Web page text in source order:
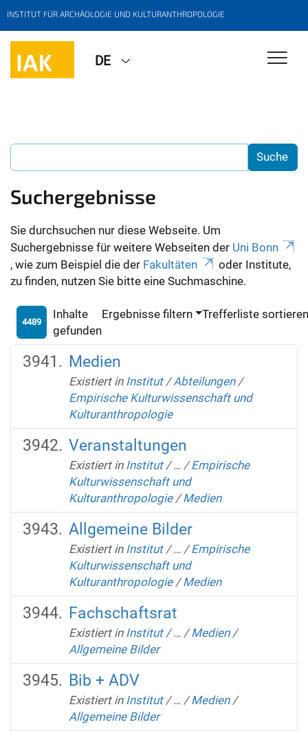
INSTITUT FÜR ARCHÄOLOGIE UND KULTURANTHROPOLOGIE
DE
Suchergebnisse
Sie durchsuchen nur diese Webseite. Um
Suchergebnisse für weitere Webseiten der Uni Bonn
, wie zum Beispiel die der Fakultäten
oder Institute,
zu finden, nutzen Sie bitte eine Suchmaschine.
4489
Inhalte
gefunden
Ergebnisse filtern Trefferliste
Medien
Existiert in Institut /Abteilungen /
Empirische Kulturwissenschaft und
Kulturanthropologie
Veranstaltungen
Existiert in Institut /… /Empirische
Kulturwissenschaft und
Kulturanthropologie /Medien
Allgemeine Bilder
Existiert in Institut /… /Empirische
Kulturwissenschaft und
Kulturanthropologie /Medien
Fachschaftsrat
Existiert in Institut /… /Medien /
Allgemeine Bilder
Bib + ADV
Existiert in Institut /… /Medien /
Allgemeine Bilder